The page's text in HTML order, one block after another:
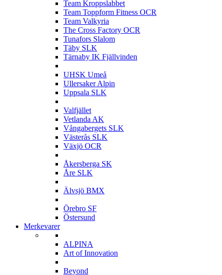
Team Kroppslabbet
Team Toppform Fitness OCR
Team Valkyria
The Cross Factory OCR
Tunafors Slalom
Täby SLK
Tärnaby IK Fjällvinden
UHSK Umeå
Ullersaker Alpin
Uppsala SLK
Valfjället
Vetlanda AK
Vångabergets SLK
Västerås SLK
Växjö OCR
Åkersberga SK
Åre SLK
Älvsjö BMX
Örebro SF
Östersund
Merkevarer
ALPINA
Art of Innovation
Beyond